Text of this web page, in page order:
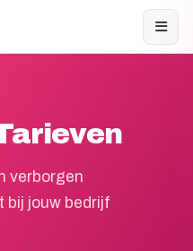
verborgen
bij jouw bedrijf